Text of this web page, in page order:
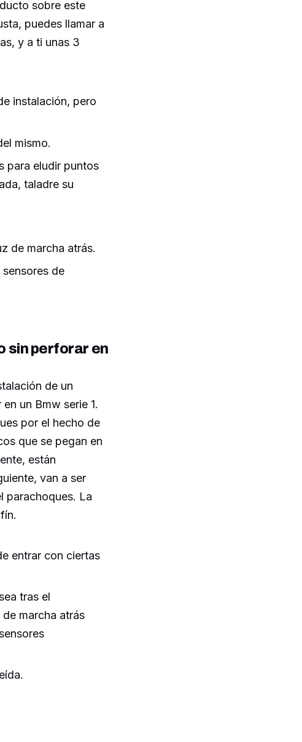
sobre este
puedes llamar a
y a ti unas 3
instalación, pero
mismo.
para eludir puntos
taladre su
de marcha atrás.
de
sin perforar en
de un
un Bmw serie 1.
por el hecho de
que se pegan en
están
van a ser
parachoques. La
entrar con ciertas
tras el
marcha atrás